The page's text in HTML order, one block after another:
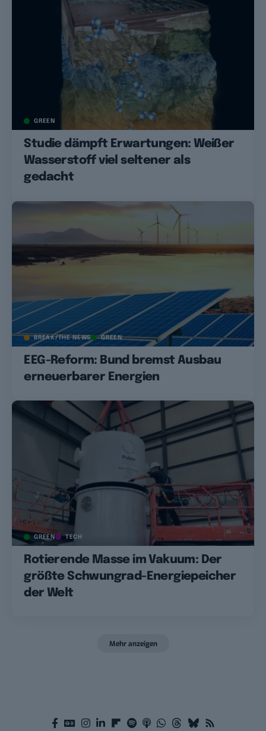
GREEN
Studie dämpft Erwartungen: Weißer
Wasserstoff viel seltener als
gedacht
BREAK/THE NEWS GREEN
EEG-Reform: Bund bremst Ausbau
erneuerbarer Energien
GREEN TECH
Rotierende Masse im Vakuum: Der
größte Schwungrad-Energiepeicher
der Welt
Mehr anzeigen